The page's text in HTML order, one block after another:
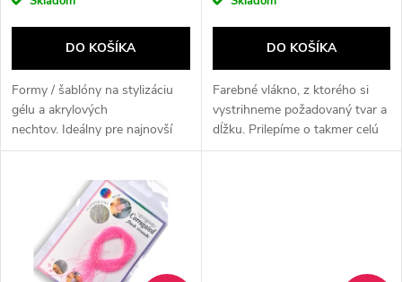
r
o
d
r
d
u
DO KOŠÍKA
Formy / šablóny na stylizáciu
gélu a akrylových
nechtov. Ideálny pre najnovší
systém polyakryl gel mení tvár
DO KOŠÍKA
Farebné vlákno, z ktorého si
vystrihneme požadovaný tvar a
dĺžku. Prilepíme o takmer celú
plochu prirodzeného nechta.